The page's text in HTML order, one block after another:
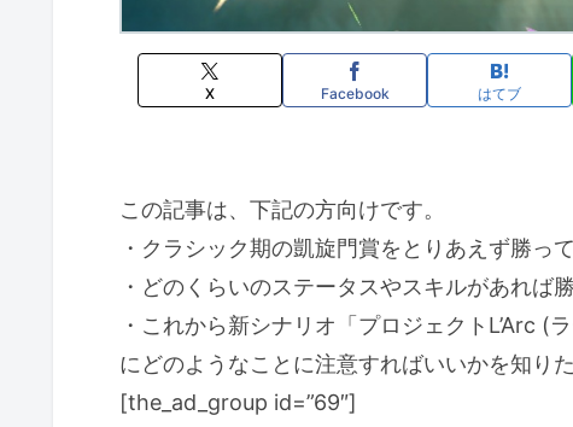
X Facebook はてブ
この記事は、下記の方向けです。
・クラシック期の凱旋門賞をとりあえず勝っ
・どのくらいのステータスやスキルがあれば
・これから新シナリオ「プロジェクトL’Arc
にどのようなことに注意すればいいかを知り
[the_ad_group id=”69″]